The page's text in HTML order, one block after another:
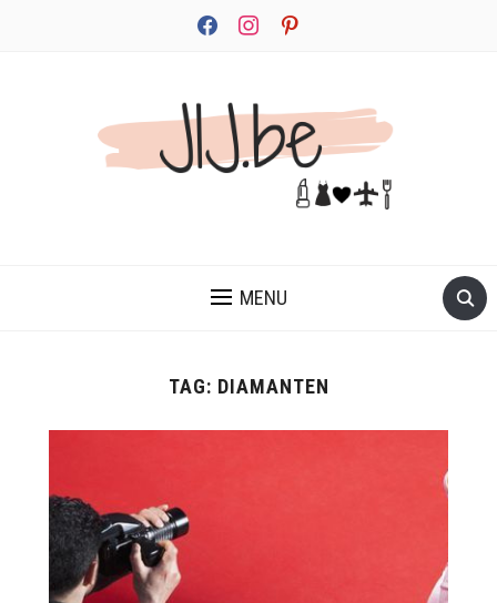
facebookinstagrampinterest
MENU
TAG: DIAMANTEN